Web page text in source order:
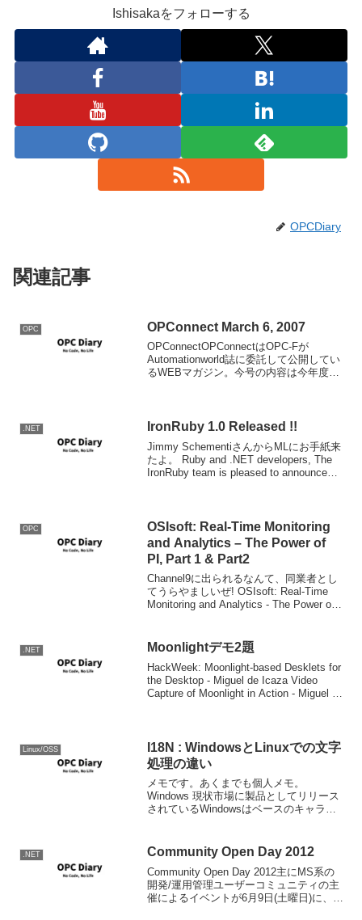
Ishisakaをフォローする
OPCDiary
関連記事
OPC OPConnect March 6, 2007
OPConnectOPConnectはOPC-Fが
Automationworld誌に委託して公開してい
るWEBマガジン。今号の内容は今年度の
.NET IronRuby 1.0 Released !!
Jimmy SchementiさんからMLにお手紙来
たよ。 Ruby and .NET developers, The
IronRuby team is pleased to announce
OPC
OSIsoft: Real-Time Monitoring
and Analytics – The Power of
PI, Part 1 & Part2
Channel9に出られるなんて、同業者とし
てうらやましいぜ! OSIsoft: Real-Time
Monitoring and Analytics - The Power of
.NET Moonlightデモ2題
HackWeek: Moonlight-based Desklets for
the Desktop - Miguel de Icaza Video
Capture of Moonlight in Action - Miguel de
Linux/OSS
I18N : WindowsとLinuxでの文字
処理の違い
メモです。あくまでも個人メモ。
Windows 現状市場に製品としてリリース
されているWindowsはベースのキャラク
OSの標準APIレベルでI18N,M1...
.NET Community Open Day 2012
Community Open Day 2012主にMS系の
開発/運用管理ユーザーコミュニティの主
催によるイベントが6月9日(土曜日)に、北